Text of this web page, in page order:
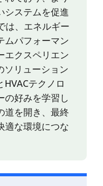
システムを促進
は、エネルギー
ムパフォーマン
エクスペリエン
ソリューション
テクノロ
の好みを学習し
道を開き、最終
適な環境につな